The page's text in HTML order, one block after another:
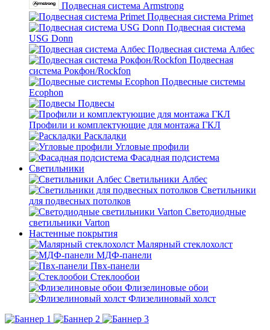
Подвесная система Armstrong
Подвесная система Primet
Подвесная система
USG Donn
Подвесная система Албес
Подвесная
система Рокфон/Rockfon
Подвесные системы
Ecophon
Подвесы
Профили и комплектующие для монтажа ГКЛ
Раскладки
Угловые профили
Фасадная подсистема
Светильники
Светильники Албес
Светильники
для подвесных потолков
Светодиодные
светильники Varton
Настенные покрытия
Малярный стеклохолст
МДФ-панели
Пвх-панели
Стеклообои
Флизелиновые обои
Флизелиновый холст